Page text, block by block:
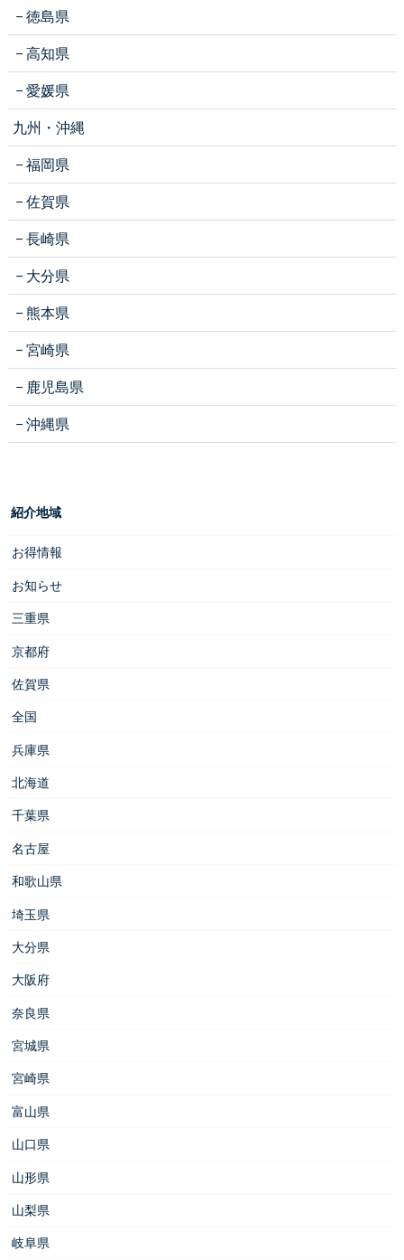
徳島県
高知県
愛媛県
九州・沖縄
福岡県
佐賀県
長崎県
大分県
熊本県
宮崎県
鹿児島県
沖縄県
紹介地域
お得情報
お知らせ
三重県
京都府
佐賀県
全国
兵庫県
北海道
千葉県
名古屋
和歌山県
埼玉県
大分県
大阪府
奈良県
宮城県
宮崎県
富山県
山口県
山形県
山梨県
岐阜県